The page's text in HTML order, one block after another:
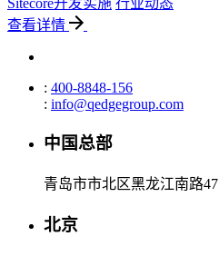
查看详情
: 400-8848-156
: info@qedgegroup.com
中国总部
青岛市市北区黑龙江南路
北京